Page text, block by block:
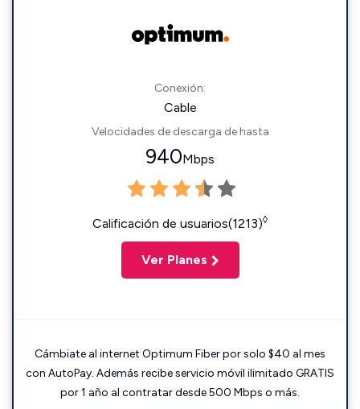
Conexión:
Cable
Velocidades de descarga de hasta
940Mbps
Calificación de usuarios(1213)◊
Ver Planes
Cámbiate al internet Optimum Fiber por solo $40 al mes
con AutoPay. Además recibe servicio móvil ilimitado GRATIS
por 1 año al contratar desde 500 Mbps o más.